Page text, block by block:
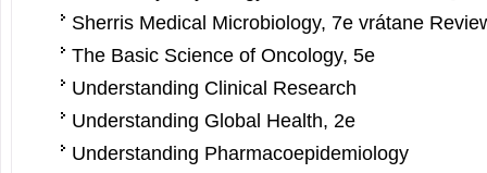
Sherris Medical Microbiology, 7e vrátane
The Basic Science of Oncology, 5e
Understanding Clinical Research
Understanding Global Health, 2e
Understanding Pharmacoepide­miology